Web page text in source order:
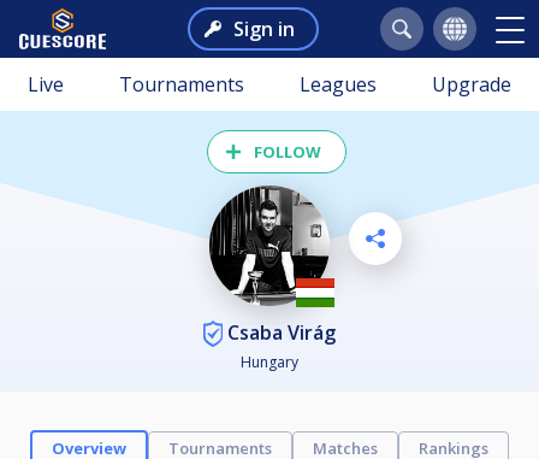
Sign in
Live Tournaments Leagues Upgrade
FOLLOW
Csaba Virág
Hungary
Overview Tournaments Matches
Rankings